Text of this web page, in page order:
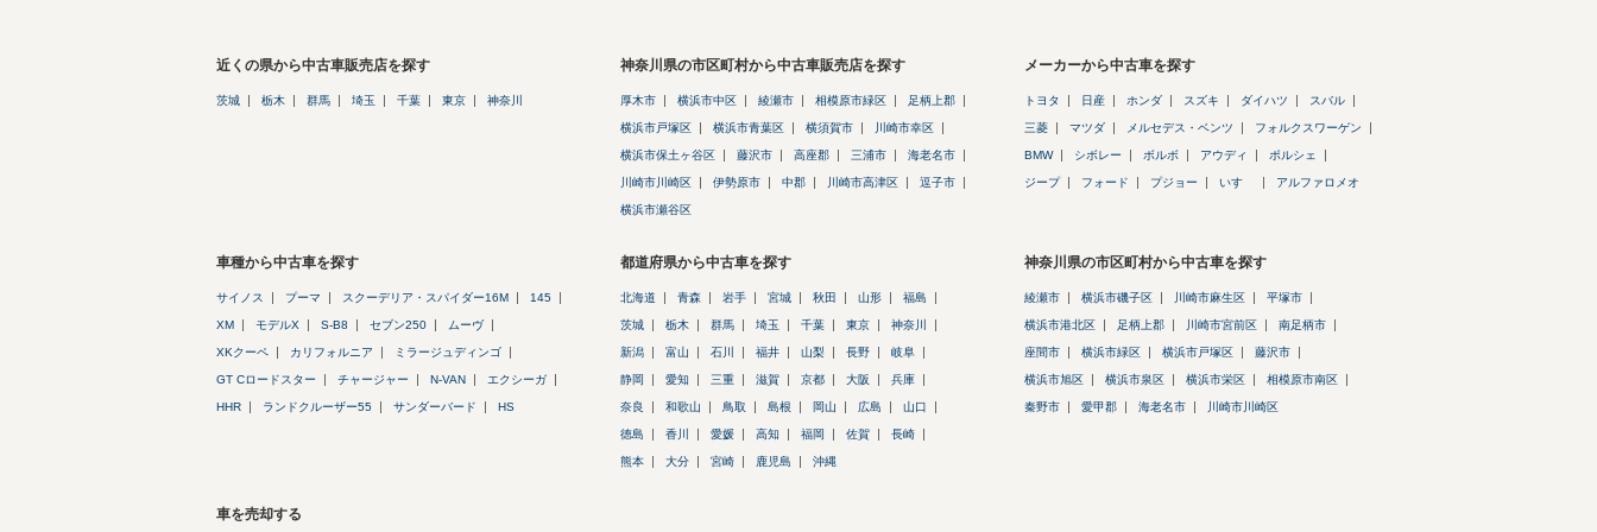
近くの県から中古車販売店を探す
茨城 栃木 群馬 埼玉 千葉 東京 神奈川
神奈川県の市区町村から中古車販売店を探す
厚木市 横浜市中区 綾瀬市 相模原市緑区 足柄上郡
横浜市戸塚区 横浜市青葉区 横須賀市 川崎市幸区
横浜市保土ヶ谷区 藤沢市 高座郡 三浦市 海老名市
川崎市川崎区 伊勢原市 中郡 川崎市高津区 逗子市
横浜市瀬谷区
メーカーから中古車を探す
トヨタ 日産 ホンダ スズキ ダイハツ スバル
三菱 マツダ メルセデス・ベンツ フォルクスワーゲン
BMW シボレー ボルボ アウディ ポルシェ
ジープ フォード プジョー いすゞ アルファロメオ
車種から中古車を探す
サイノス プーマ スクーデリア・スパイダー16M 145
XM モデルX S-B8 セブン250 ムーヴ
XKクーペ カリフォルニア ミラージュディンゴ
GT Cロードスター チャージャー N-VAN エクシーガ
HHR ランドクルーザー55 サンダーバード HS
都道府県から中古車を探す
北海道 青森 岩手 宮城 秋田 山形 福島
茨城 栃木 群馬 埼玉 千葉 東京 神奈川
新潟 富山 石川 福井 山梨 長野 岐阜
静岡 愛知 三重 滋賀 京都 大阪 兵庫
奈良 和歌山 鳥取 島根 岡山 広島 山口
徳島 香川 愛媛 高知 福岡 佐賀 長崎
熊本 大分 宮崎 鹿児島 沖縄
神奈川県の市区町村から中古車を探す
綾瀬市 横浜市磯子区 川崎市麻生区 平塚市
横浜市港北区 足柄上郡 川崎市宮前区 南足柄市
座間市 横浜市緑区 横浜市戸塚区 藤沢市
横浜市旭区 横浜市泉区 横浜市栄区 相模原市南区
秦野市 愛甲郡 海老名市 川崎市川崎区
車を売却する